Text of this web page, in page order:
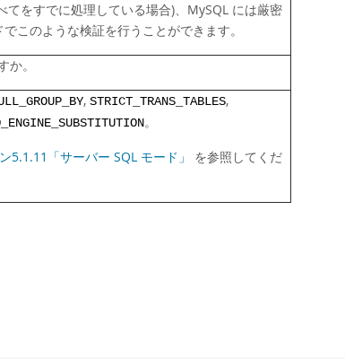
をすでに処理している場合)、MySQL には厳密
このような検証を行うことができます。
。
, STRICT_TRANS_TABLES,
。
5.1.11「サーバー SQL モード」
を参照してくだ